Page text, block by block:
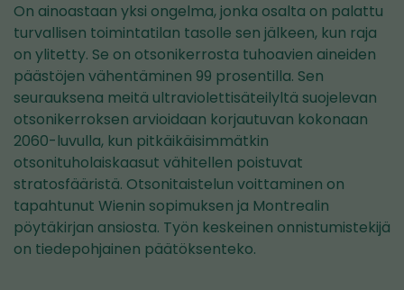
On ainoastaan yksi ongelma, jonka osalta on palattu
turvallisen toimintatilan tasolle sen jälkeen, kun raja
on ylitetty. Se on otsonikerrosta tuhoavien aineiden
päästöjen vähentäminen 99 prosentilla. Sen
seurauksena meitä ultraviolettisäteilyltä suojelevan
otsonikerroksen arvioidaan korjautuvan kokonaan
2060-luvulla, kun pitkäikäisimmätkin
otsonituholaiskaasut vähitellen poistuvat
stratosfääristä. Otsonitaistelun voittaminen on
tapahtunut Wienin sopimuksen ja Montrealin
pöytäkirjan ansiosta. Työn keskeinen onnistumistekijä
on tiedepohjainen päätöksenteko.